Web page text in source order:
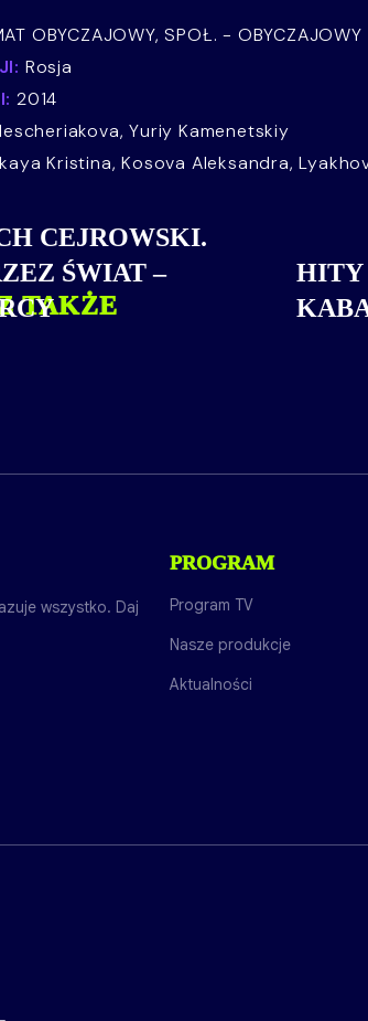
OBYCZAJOWY, SPOŁ. - OBYCZAJOWY
Rosja
2014
Yuriy Kamenetskiy
Kristina, Kosova Aleksandra,
TAKŻE
CEJROWSKI.
ŚWIAT –
HITY
wszystko. Daj
PROGRAM
Program TV
Nasze produkcje
Aktualności